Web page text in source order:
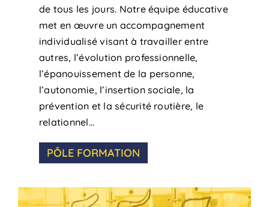
de tous les jours. Notre équipe éducative
met en œuvre un accompagnement
individualisé visant à travailler entre
autres, l’évolution professionnelle,
l’épanouissement de la personne,
l’autonomie, l’insertion sociale, la
prévention et la sécurité routière, le
relationnel…
PÔLE FORMATION